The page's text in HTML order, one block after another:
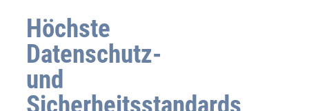
Höchste
Datenschutz-
und